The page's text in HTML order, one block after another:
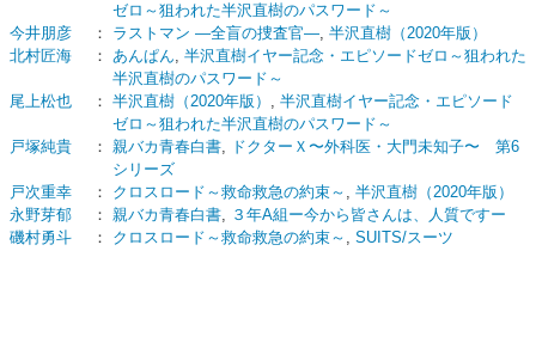
ゼロ～狙われた半沢直樹のパスワード～
今井朋彦
： ラストマン ―全盲の捜査官―, 半沢直樹（2020年版）
北村匠海
： あんぱん, 半沢直樹イヤー記念・エピソードゼロ～狙われた
半沢直樹のパスワード～
尾上松也
： 半沢直樹（2020年版） , 半沢直樹イヤー記念・エピソード
ゼロ～狙われた半沢直樹のパスワード～
戸塚純貴
： 親バカ青春白書, ドクターＸ〜外科医・大門未知子〜 第6
シリーズ
戸次重幸
： クロスロード～救命救急の約束～ , 半沢直樹（2020年版）
永野芽郁
： 親バカ青春白書, ３年A組ー今から皆さんは、人質ですー
磯村勇斗
： クロスロード～救命救急の約束～ , SUITS/スーツ